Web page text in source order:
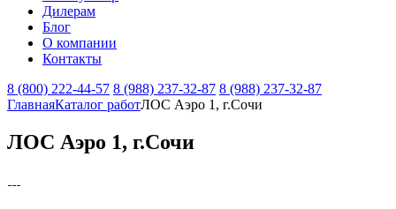
Дилерам
Блог
О компании
Контакты
8 (800) 222-44-57 8 (988) 237-32-87 8 (988) 237-32-87
ГлавнаяКаталог работЛОС Аэро 1, г.Сочи
ЛОС Аэро 1, г.Сочи